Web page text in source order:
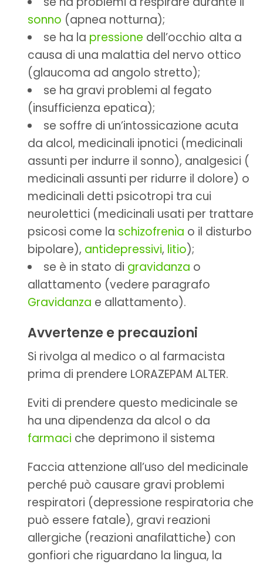
sonno (apnea notturna);
se ha la pressione dell’occhio alta a
causa di una malattia del nervo ottico
(glaucoma ad angolo stretto);
se ha gravi problemi al fegato
(insufficienza epatica);
se soffre di un’intossicazione acuta
da alcol, medicinali ipnotici (medicinali
assunti per indurre il sonno), analgesici (
medicinali assunti per ridurre il dolore) o
medicinali detti psicotropi tra cui
neurolettici (medicinali usati per trattare
psicosi come la schizofrenia o il disturbo
bipolare), antidepressivi, litio);
se è in stato di gravidanza o
allattamento (vedere paragrafo
Gravidanza e allattamento).
Avvertenze e precauzioni
Si rivolga al medico o al farmacista
prima di prendere LORAZEPAM ALTER.
Eviti di prendere questo medicinale se
ha una dipendenza da alcol o da
farmaci che deprimono il sistema
Faccia attenzione all’uso del medicinale
perché può causare gravi problemi
respiratori (depressione respiratoria che
può essere fatale), gravi reazioni
allergiche (reazioni anafilattiche) con
gonfiori che riguardano la lingua, la